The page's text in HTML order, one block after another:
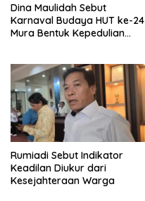
Dina Maulidah Sebut
Karnaval Budaya HUT ke-24
Mura Bentuk Kepedulian
Rumiadi Sebut Indikator
Keadilan Diukur dari
Kesejahteraan Warga